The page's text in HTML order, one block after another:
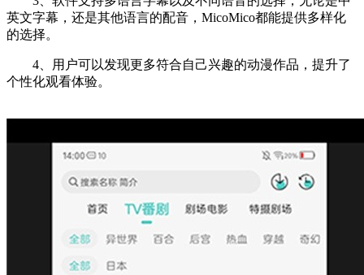
英文字幕，还是其他语言的配音，MicoMico都能提供多样化
的选择。
4、用户可以发现更多符合自己兴趣的动漫作品，提升了
个性化观看体验。